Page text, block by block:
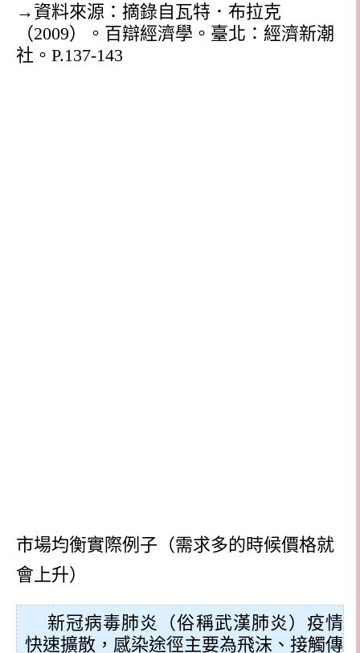
→資料來源：摘錄自瓦特．布拉克
（2009）。百辯經濟學。臺北：經濟新潮
社。 P.137-143
市場均衡實際例子（需求多的時候價格就
會上升）
新冠病毒肺炎（俗稱武漢肺炎）疫情
快速擴散，感染途徑主要為飛沫、接觸傳